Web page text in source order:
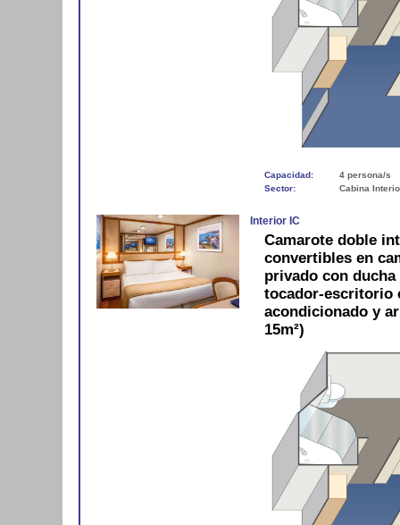
Capacidad:
4 persona/s
Sector:
Cabina
Interior IC
Camarote doble
convertibles en
privado con
tocador-escritorio
acondicionado y
15m²)